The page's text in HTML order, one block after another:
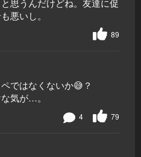
思うんだけどね。友達に促
悪いし。
89
ではなくないか😅？
気が…。
79
4